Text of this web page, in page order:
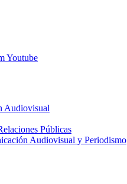
Youtube
Audiovisual
Públicas
Audiovisual y Periodismo